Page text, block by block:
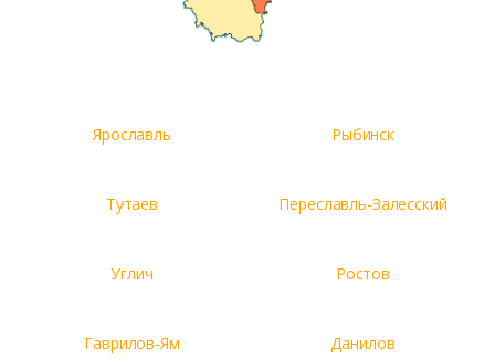
Ярославль Рыбинск
Тутаев Переславль-Залесский
Углич Ростов
Гаврилов-Ям Данилов